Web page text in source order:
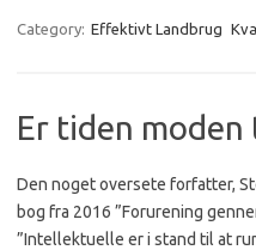
Category: Effektivt Landbrug
Er tiden
Den noget oversete forfatter,
bog fra 2016 ”Forurening
”Intellektuelle er i stand til at